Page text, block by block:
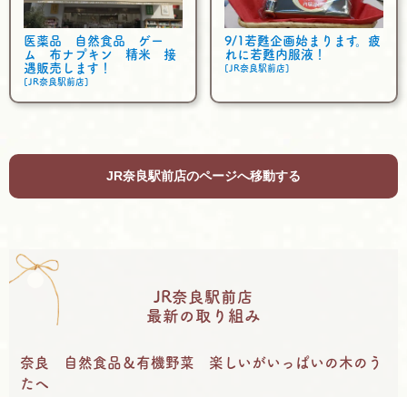
医薬品 自然食品 ゲー
ム 布ナプキン 精米 接
遇販売します！
[JR奈良駅前店]
9/1若甦企画始まります。疲
れに若甦内服液！
[JR奈良駅前店]
JR奈良駅前店のページへ移動する
JR奈良駅前店
最新の取り組み
奈良 自然食品＆有機野菜 楽しいがいっぱいの木のう
たへ